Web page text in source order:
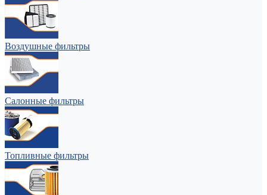
Воздушные фильтры
Салонные фильтры
Топливные фильтры